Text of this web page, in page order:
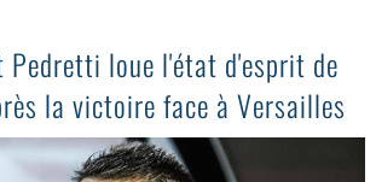
Pedretti loue l'état d'esprit de
la victoire face à Versailles